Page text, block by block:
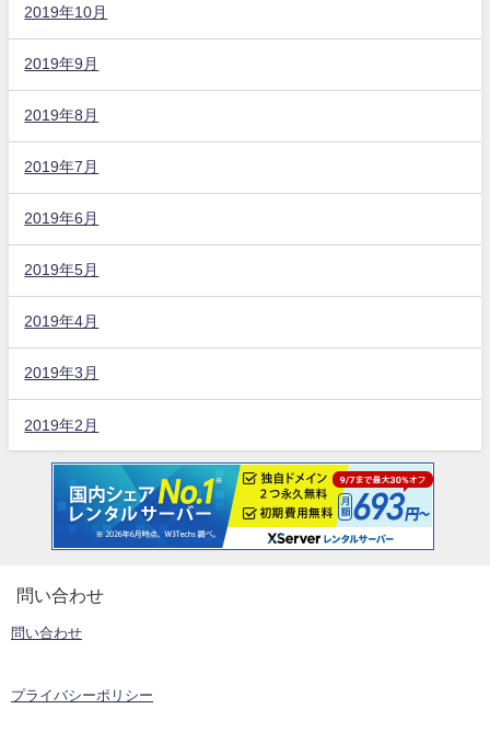
2019年10月
2019年9月
2019年8月
2019年7月
2019年6月
2019年5月
2019年4月
2019年3月
2019年2月
問い合わせ
問い合わせ
プライバシーポリシー